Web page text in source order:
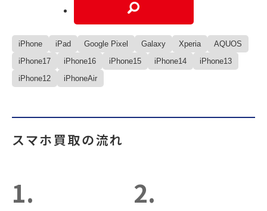
iPhone iPad Google Pixel Galaxy Xperia
AQUOS
iPhone17
iPhone16 iPhone15 iPhone14
iPhone13
iPhone12
iPhoneAir
スマホ買取の流れ
1. 2.